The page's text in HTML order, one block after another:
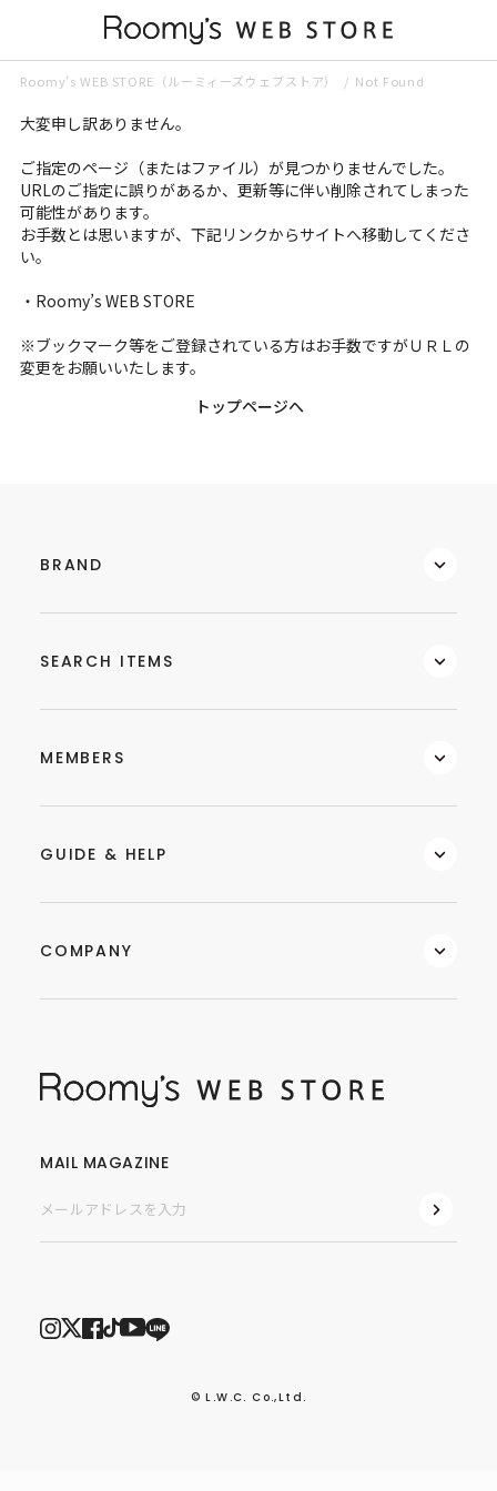
Roomy’s WEB STORE（ルーミィーズウェブストア） Not Found
大変申し訳ありません。
ご指定のページ（またはファイル）が見つかりませんでした。
URLのご指定に誤りがあるか、更新等に伴い削除されてしまった
可能性があります。
お手数とは思いますが、下記リンクからサイトへ移動してくださ
い。
・ Roomy’s WEB STORE
※ブックマーク等をご登録されている方はお手数ですがＵＲＬの
変更をお願いいたします。
トップページへ
BRAND
SEARCH ITEMS
MEMBERS
GUIDE & HELP
COMPANY
MAIL MAGAZINE
© L.W.C. Co.,Ltd.